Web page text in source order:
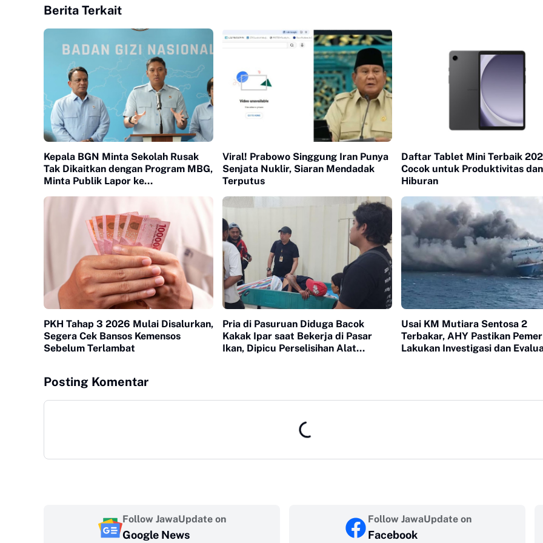
Berita Terkait
Kepala BGN Minta Sekolah Rusak
Tak Dikaitkan dengan Program MBG,
Minta Publik Lapor ke
Viral! Prabowo Singgung Iran Punya
Senjata Nuklir, Siaran Mendadak
Terputus
Daftar Tablet Mini Terbaik
Cocok untuk Produktivitas dan
Hiburan
PKH Tahap 3 2026 Mulai Disalurkan,
Segera Cek Bansos Kemensos
Sebelum Terlambat
Pria di Pasuruan Diduga Bacok
Kakak Ipar saat Bekerja di Pasar
Ikan, Dipicu Perselisihan Alat
Usai KM Mutiara Sentosa 2
Terbakar, AHY Pastikan
Lakukan Investigasi dan
Posting Komentar
Follow JawaUpdate on
Google News
Follow JawaUpdate on
Facebook